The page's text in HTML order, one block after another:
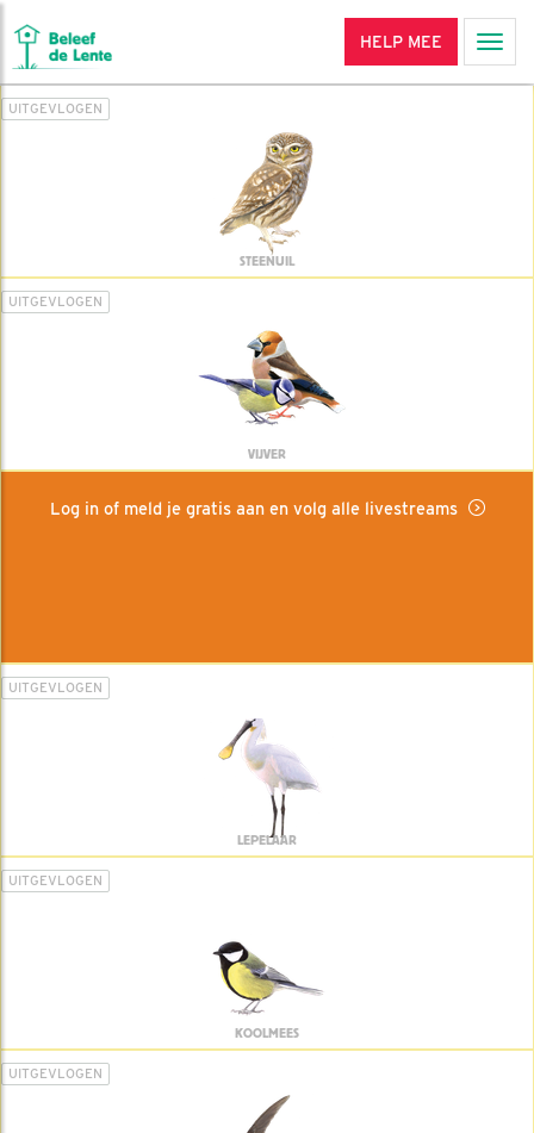
HELP MEE
UITGEVLOGEN
STEENUIL
UITGEVLOGEN
VIJVER
Log in of meld je gratis aan en volg alle livestreams
UITGEVLOGEN
LEPELAAR
UITGEVLOGEN
KOOLMEES
UITGEVLOGEN